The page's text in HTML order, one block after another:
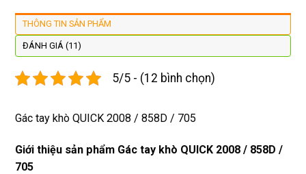
lại
xịn
phí.
tôt
tôi sẽ
đây
THÔNG TIN SẢN PHẨM
ĐÁNH GIÁ (11)
5/5 - (12 bình chọn)
Gác tay khò QUICK 2008 / 858D / 705
Giới thiệu sản phẩm Gác tay khò QUICK 2008 / 858D /
705